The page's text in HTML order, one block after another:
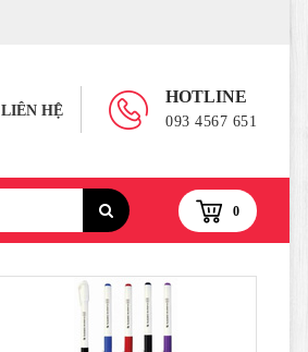
HOTLINE
093 4567 651
LIÊN HỆ
0